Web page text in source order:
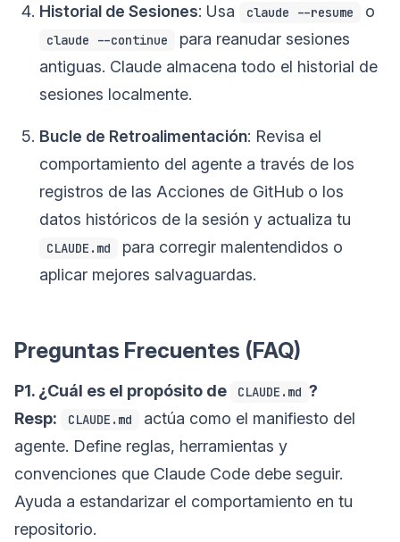
Historial de Sesiones: Usa claude --resume o
claude --continue
para reanudar sesiones
antiguas. Claude almacena todo el historial de
sesiones localmente.
Bucle de Retroalimentación: Revisa el
comportamiento del agente a través de los
registros de las Acciones de GitHub o los
datos históricos de la sesión y actualiza tu
CLAUDE.md
para corregir malentendidos o
aplicar mejores salvaguardas.
Preguntas Frecuentes (FAQ)
P1. ¿Cuál es el propósito de CLAUDE.md ?
Resp:
CLAUDE.md
actúa como el manifiesto del
agente. Define reglas, herramientas y
convenciones que Claude Code debe seguir.
Ayuda a estandarizar el comportamiento en tu
repositorio.